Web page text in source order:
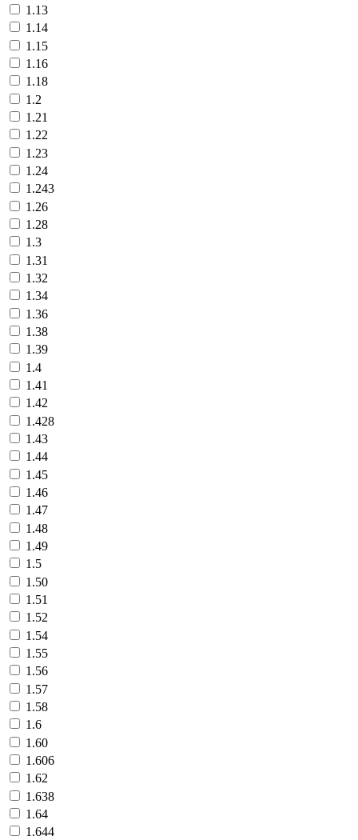
1.13
1.14
1.15
1.16
1.18
1.2
1.21
1.22
1.23
1.24
1.243
1.26
1.28
1.3
1.31
1.32
1.34
1.36
1.38
1.39
1.4
1.41
1.42
1.428
1.43
1.44
1.45
1.46
1.47
1.48
1.49
1.5
1.50
1.51
1.52
1.54
1.55
1.56
1.57
1.58
1.6
1.60
1.606
1.62
1.638
1.64
1.644